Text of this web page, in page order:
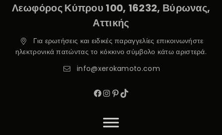
Λεωφόρος Κύπρου 100, 16232, Βύρωνας,
Αττικής
Για ερωτήσεις και ειδικές παραγγελίες επικοινωνήστε
ηλεκτρονικά πατώντας το κόκκινο σύμβολο κάτω αριστερά.
info@xerokamoto.com